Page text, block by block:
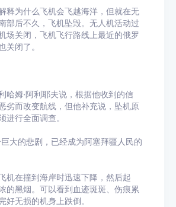
释为什么飞机会飞越海洋，但就在无
部后不久，飞机坠毁。无人机活动过
场关闭，飞机飞行路线上最近的俄罗
关闭了。
哈姆·阿利耶夫说，根据他收到的信
劣而改变航线，但他补充说，坠机原
进行全面调查。
大的悲剧，已经成为阿塞拜疆人民的
机在撞到海岸时迅速下降，然后起
的黑烟。可以看到血迹斑斑、伤痕累
好无损的机身上跌倒。